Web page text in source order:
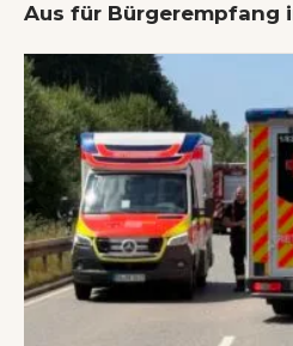
Aus für Bürgerempfang